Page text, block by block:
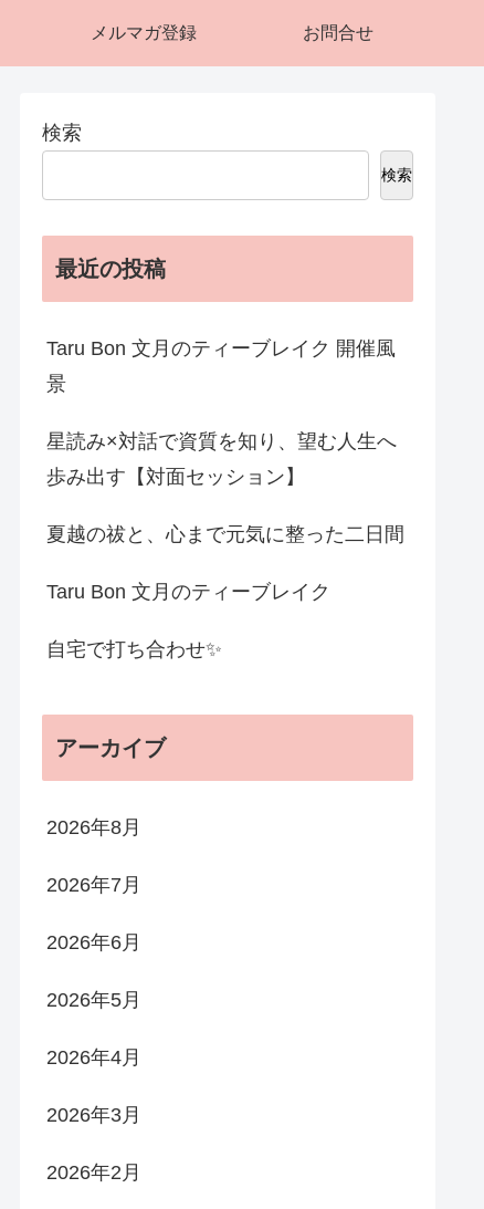
メルマガ登録 お問合せ
検索
検索
最近の投稿
Taru Bon 文月のティーブレイク 開催風
景
星読み×対話で資質を知り、望む人生へ
歩み出す【対面セッション】
夏越の祓と、心まで元気に整った二日間
Taru Bon 文月のティーブレイク
自宅で打ち合わせ✨
アーカイブ
2026年8月
2026年7月
2026年6月
2026年5月
2026年4月
2026年3月
2026年2月